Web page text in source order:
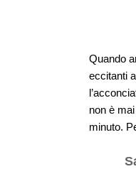
Quando
eccitanti
non è
minuto.